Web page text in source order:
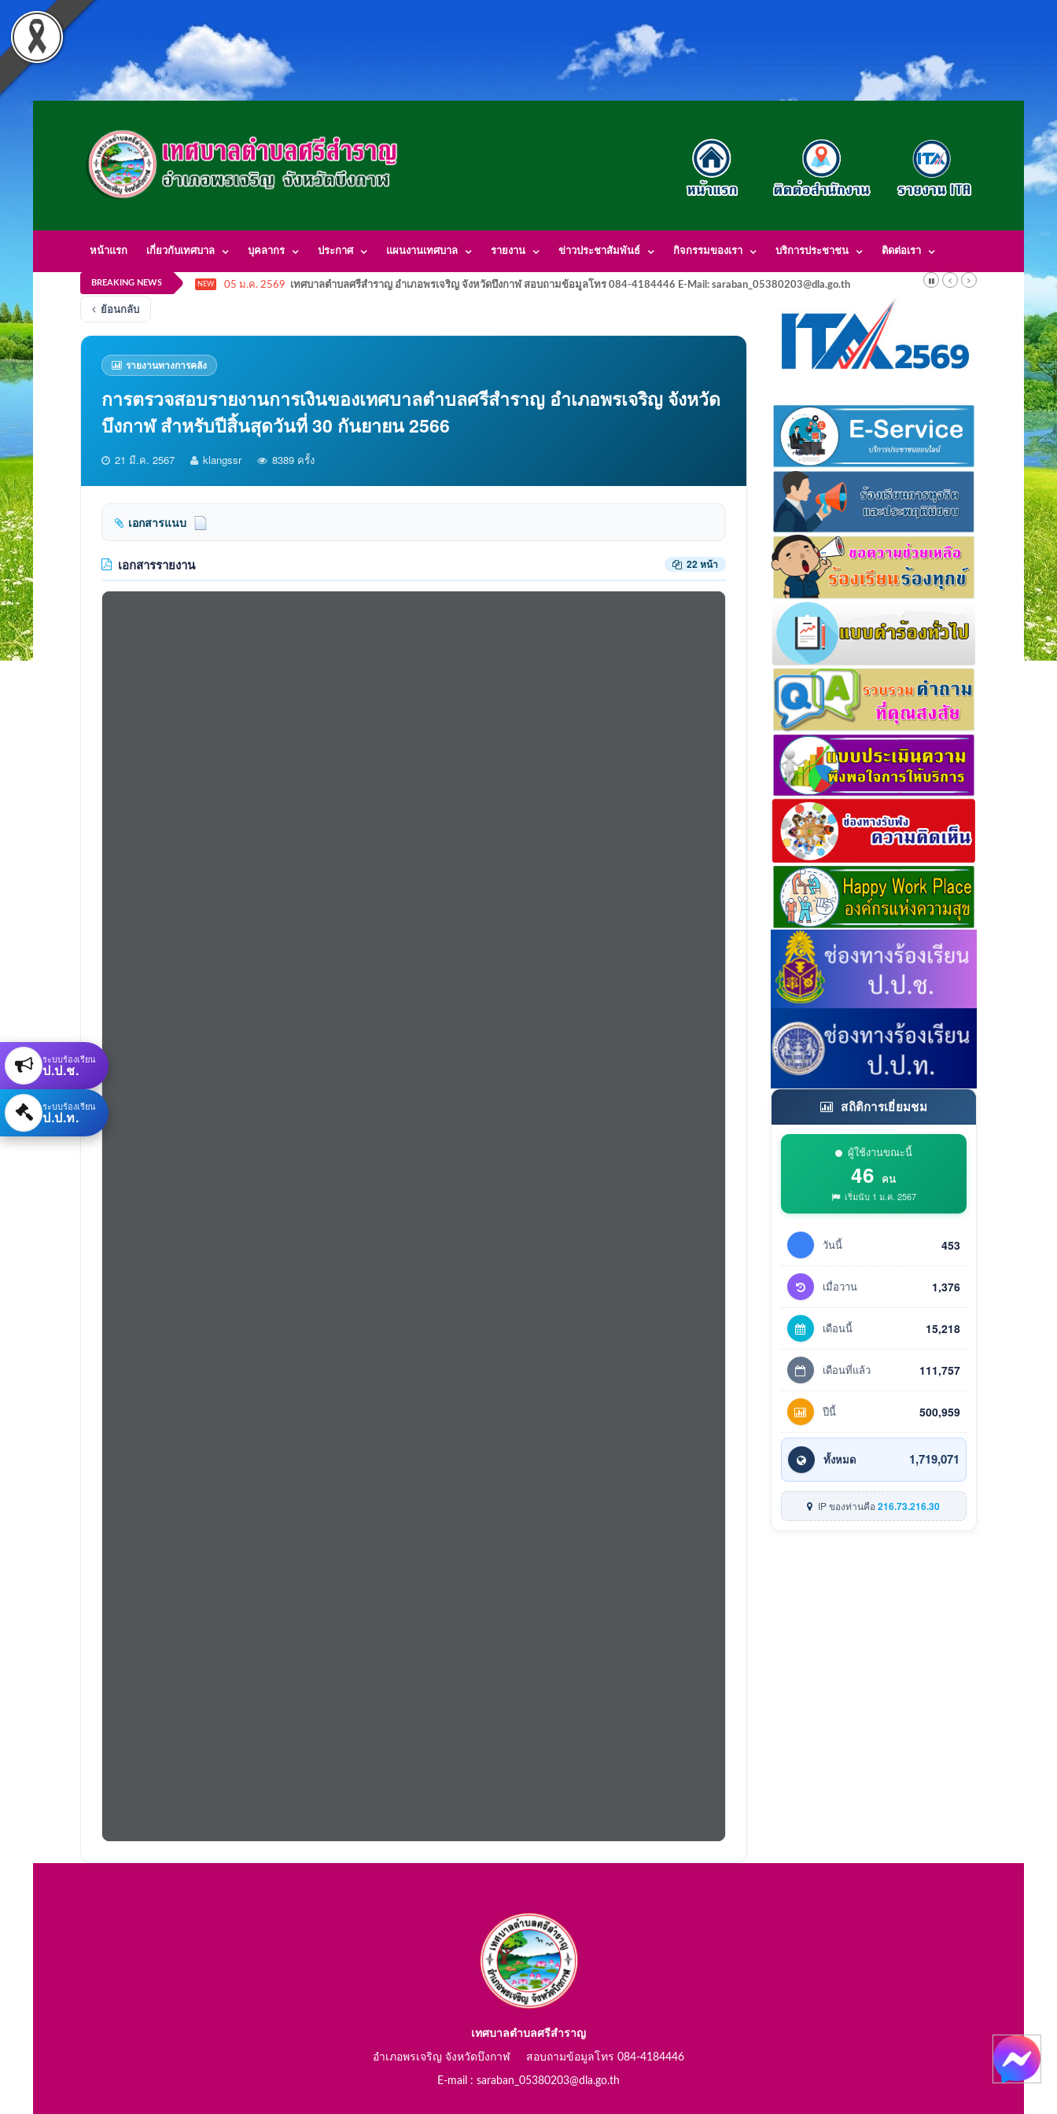
หน้าแรก เกี่ยวกับเทศบาล บุคลากร ประกาศ แผนงานเทศบาล รายงาน ข่าวประชาสัมพันธ์ กิจกรรมของเรา บริการประชาชน ติดต่อเรา
BREAKING NEWS NEW 05 ม.ค. 2569 เทศบาลตำบลศรีสำราญ อำเภอพรเจริญ จังหวัดบึงกาฬ สอบถามข้อมูลโทร 084-4184446 E-Mail: saraban_05380203@dla.go.th
ย้อนกลับ
รายงานทางการคลัง
การตรวจสอบรายงานการเงินของเทศบาลตำบลศรีสำราญ อำเภอพรเจริญ จังหวัด
บึงกาฬ สำหรับปีสิ้นสุดวันที่ 30 กันยายน 2566
21 มี.ค. 2567 klangssr 8389 ครั้ง
เอกสารแนบ
เอกสารรายงาน 22 หน้า
สถิติการเยี่ยมชม
ผู้ใช้งานขณะนี้
46 คน
เริ่มนับ 1 ม.ค. 2567
วันนี้ 453
เมื่อวาน 1,376
เดือนนี้ 15,218
เดือนที่แล้ว 111,757
ปีนี้ 500,959
ทั้งหมด 1,719,071
IP ของท่านคือ216.73.216.30
ระบบร้องเรียน
ป.ป.ช.
ระบบร้องเรียน
ป.ป.ท.
เทศบาลตำบลศรีสำราญ
อำเภอพรเจริญ จังหวัดบึงกาฬ สอบถามข้อมูลโทร 084-4184446
E-mail : saraban_05380203@dla.go.th